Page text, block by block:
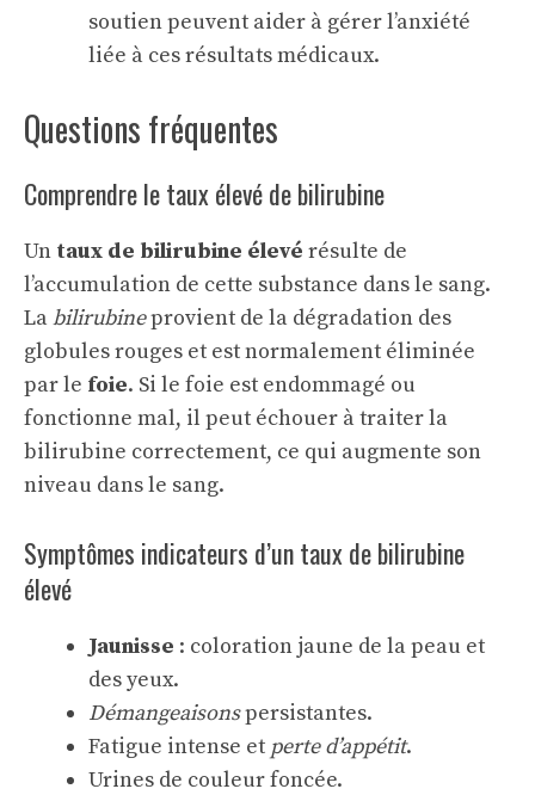
soutien peuvent aider à gérer l’anxiété
liée à ces résultats médicaux.
Questions fréquentes
Comprendre le taux élevé de bilirubine
Un taux de bilirubine élevé résulte de
l’accumulation de cette substance dans le sang.
Labilirubineprovient de la dégradation des
globules rouges et est normalement éliminée
par le foie. Si le foie est endommagé ou
fonctionne mal, il peut échouer à traiter la
bilirubine correctement, ce qui augmente son
niveau dans le sang.
Symptômes indicateurs d’un taux de bilirubine
élevé
Jaunisse : coloration jaune de la peau et
des yeux.
Démangeaisonspersistantes.
Fatigue intense et perte d’appétit.
Urines de couleur foncée.